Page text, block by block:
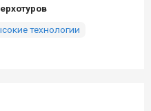
технологии